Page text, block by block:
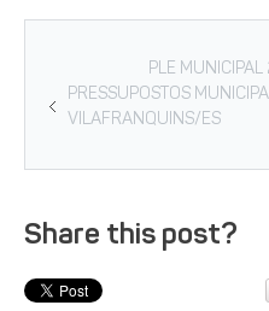
PLE
PRESSUPOSTOS
VILAFRANQUINS/ES
Share this post?